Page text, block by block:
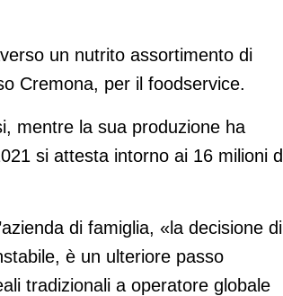
un nutrito assortimento di
Cremona, per il foodservice.
mentre la sua produzione ha
si attesta intorno ai 16 milioni
di famiglia, «la decisione di
è un ulteriore passo
tradizionali a operatore globale